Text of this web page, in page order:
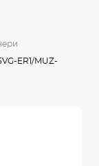
ER1/MUZ-